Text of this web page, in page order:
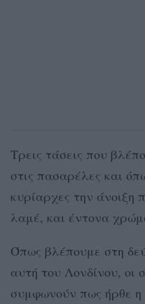
Τρεις τάσεις που
στις πασαρέλες και
κυρίαρχες την άνοιξη
λαμέ, και έντονα
Όπως βλέπουμε στη
αυτή του Λονδίνου, οι
συμφωνούν πως ήρθε